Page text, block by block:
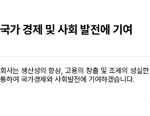
국가 경제 및 사회 발전에 기여
회사는 생산성의 향상, 고용의 창출 및 조세의 성실
통하여 국가경제와 사회발전에 기여하겠습니다.